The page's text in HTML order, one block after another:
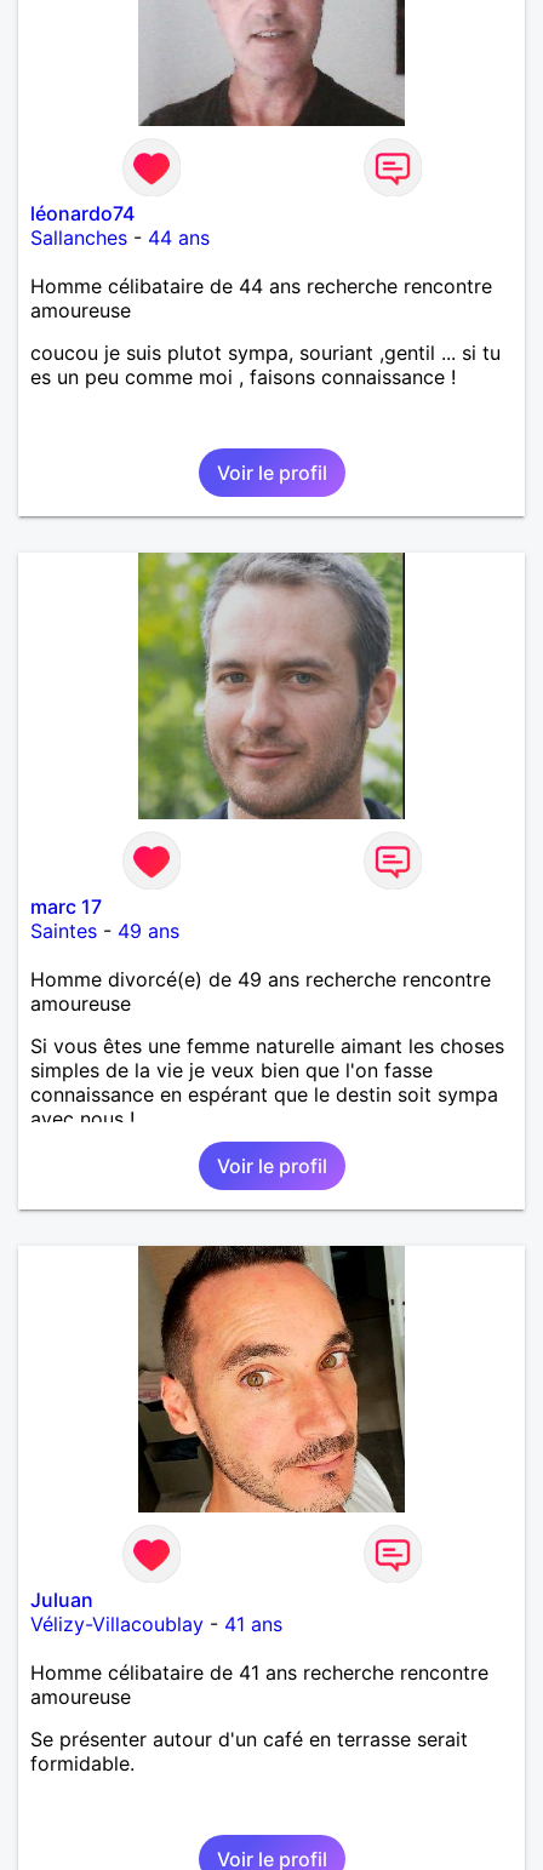
léonardo74
Sallanches - 44 ans
Homme célibataire de 44 ans recherche rencontre
amoureuse
coucou je suis plutot sympa, souriant ,gentil ... si tu
es un peu comme moi , faisons connaissance !
Voir le profil
marc 17
Saintes - 49 ans
Homme divorcé(e) de 49 ans recherche rencontre
amoureuse
Si vous êtes une femme naturelle aimant les choses
simples de la vie je veux bien que l'on fasse
connaissance en espérant que le destin soit sympa
avec nous !
Voir le profil
Juluan
Vélizy-Villacoublay - 41 ans
Homme célibataire de 41 ans recherche rencontre
amoureuse
Se présenter autour d'un café en terrasse serait
formidable.
Voir le profil